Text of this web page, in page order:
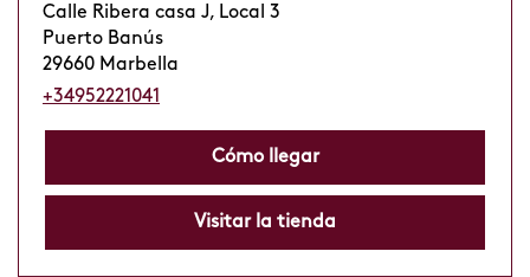
Calle Ribera casa J, Local 3
Puerto Banús
29660 Marbella
+34952221041
Cómo llegar
Visitar la tienda